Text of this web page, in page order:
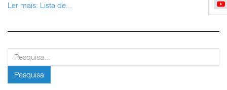
Ler mais: Lista de...
pesquisar
Pesquisa